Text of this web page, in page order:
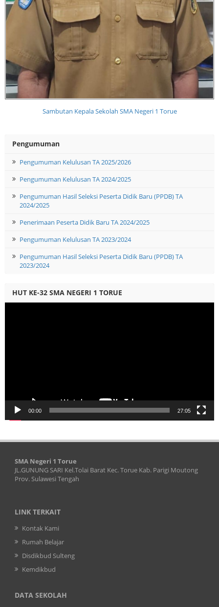
Sambutan Kepala Sekolah SMA Negeri 1 Torue
Pengumuman
Pengumuman Kelulusan TA 2025/2026
Pengumuman Kelulusan TA 2024/2025
Pengumuman Hasil Seleksi Peserta Didik Baru (PPDB) TA
2024/2025
Penerimaan Peserta Didik Baru TA 2024/2025
Pengumuman Kelulusan TA 2023/2024
Pengumuman Hasil Seleksi Peserta Didik Baru (PPDB) TA
2023/2024
HUT KE-32 SMA NEGERI 1 TORUE
00:00 27:05
SMA Negeri 1 Torue
JL.GUNUNG SARI Kel.Tolai Barat Kec. Torue Kab. Parigi Moutong
Prov. Sulawesi Tengah
LINK TERKAIT
Kontak Kami
Rumah Belajar
Disdikbud Sulteng
Kemdikbud
DATA SEKOLAH